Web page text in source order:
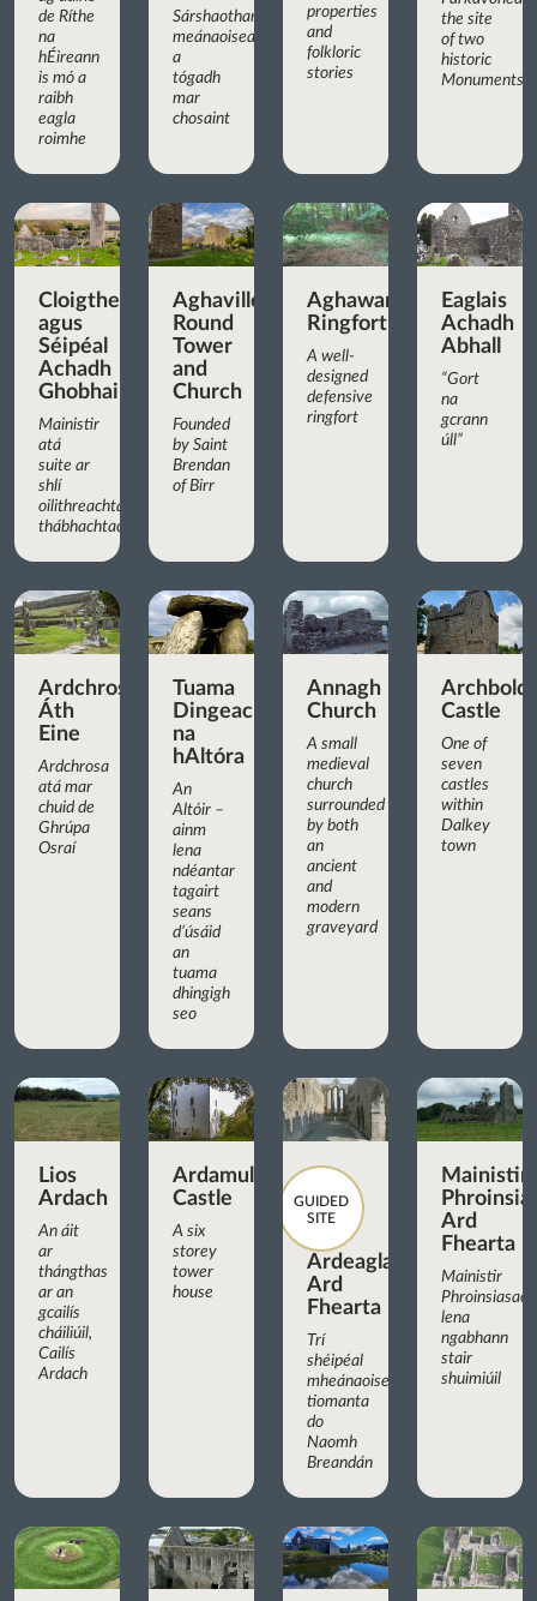
de Ríthe
na
hÉireann
is mó a
raibh
eagla
roimhe
Sárshaothar
meánaoiseach,
a
tógadh
mar
chosaint
properties
and
folkloric
stories
the site
of two
historic
Monuments
Cloigtheach
agus
Séipéal
Achadh
Ghobhair
Mainistir
atá
suite ar
shlí
oilithreachta
thábhachtach
Aghaviller
Round
Tower
and
Church
Founded
by Saint
Brendan
of Birr
Aghaward
Ringfort
A well-
designed
defensive
ringfort
Eaglais
Achadh
Abhall
“Gort
na
gcrann
úll”
Ardchrosa
Áth
Eine
Ardchrosa
atá mar
chuid de
Ghrúpa
Osraí
Tuama
Dingeach
na
hAltóra
An
Altóir –
ainm
lena
ndéantar
tagairt
seans
d’úsáid
an
tuama
dhingigh
seo
Annagh
Church
A small
medieval
church
surrounded
by both
an
ancient
and
modern
graveyard
Castle
One of
seven
castles
within
Dalkey
town
Lios
Ardach
An áit
ar
thángthas
ar an
gcailís
cháiliúil,
Cailís
Ardach
Ardamullivan
Castle
A six
storey
tower
house
GUIDED
SITE
Ardeaglais
Ard
Fhearta
Trí
shéipéal
mheánaoiseacha
tiomanta
do
Naomh
Breandán
Mainistir
Ard
Fhearta
Mainistir
Phroinsiasach
lena
ngabhann
stair
shuimiúil